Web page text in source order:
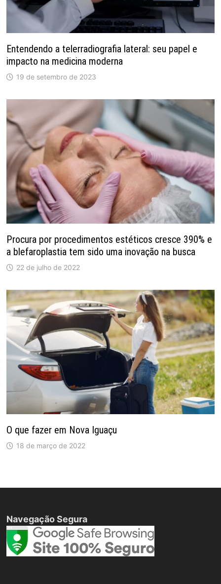
Entendendo a telerradiografia lateral: seu papel e
impacto na medicina moderna
19 de setembro de 2023
Procura por procedimentos estéticos cresce 390% e
a blefaroplastia tem sido uma inovação na busca
22 de julho de 2022
O que fazer em Nova Iguaçu
18 de março de 2022
Navegação Segura